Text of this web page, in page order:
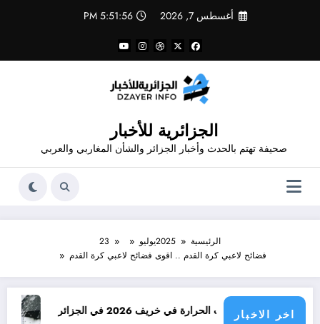
أغسطس 7, 2026 5:51:56 PM
الجزائرية للأخبار
صحيفة تهتم بالحدث وأخبار الجزائر والشأن المغاربي والعربي
الرئيسية 2025يوليو
23
فضائح لاعبي كرة القدم .. اقوى فضائح لاعبي كرة القدم
اخر الاخبار
توقعات درجات الحرارة في خريف 2026 في الجزائر امطار